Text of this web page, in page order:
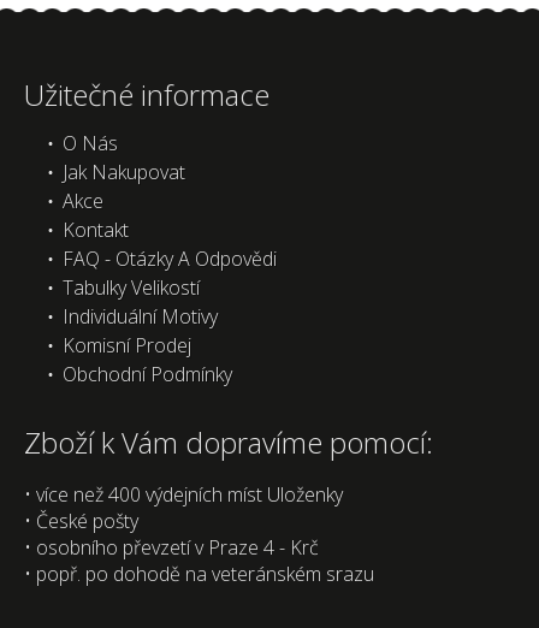
Užitečné informace
O Nás
Jak Nakupovat
Akce
Kontakt
FAQ - Otázky A Odpovědi
Tabulky Velikostí
Individuální Motivy
Komisní Prodej
Obchodní Podmínky
Zboží k Vám dopravíme pomocí:
• více než 400 výdejních míst Uloženky
• České pošty
• osobního převzetí v Praze 4 - Krč
• popř. po dohodě na veteránském srazu